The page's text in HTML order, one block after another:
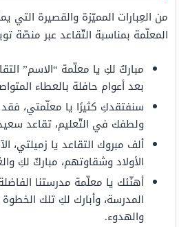
من العِبارات المميّزة والقصيرة التي
المعلّمة بمناسبة التّقاعد عبر منصّة
مباركٌ لكِ يا معلّمة “الاسم”
بعد أعوام حافلة بالعطاء
سنفتقدكِ كثيرًا يا معلّمتي،
ولطفك في التّعليم، تقاعد
ألف مبروك التقاعد يا زميلتي،
الأولاد وشقاوتهم، مباركٌ لكِ
أهنّئك يا معلّمة مدرستنا
المدرسة، وأبارك لكِ تلك
والهدوء.